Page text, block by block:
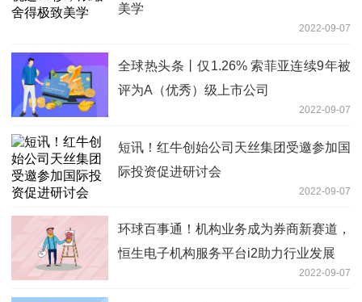
美学
2022-09-07
全球热头条丨仅1.26% 索菲亚连续9年被
评为A（优秀）级上市公司
2022-09-07
短讯！红牛创始公司天丝集团受邀参加国
际投资促进研讨会
2022-09-07
环球百事通！机构业务成为券商新赛道，
恒生电子机构服务平台i2助力行业发展
2022-09-07